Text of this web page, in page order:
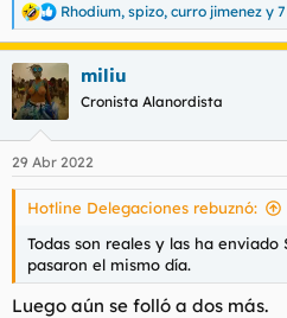
R
e
a
c
c
i
e
s
Rhodium, spizo, curro jimenez y
miliu
Cronista Alanordista
29 Abr 2022
Hotline Delegaciones rebuznó:
Todas son reales y las ha enviado
pasaron el mismo día.
Luego aún se folló a dos más.